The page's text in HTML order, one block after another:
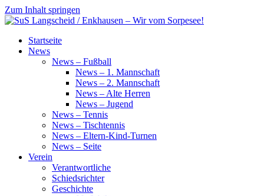
Zum Inhalt springen
SuS
Langscheid
Startseite
News
News – Fußball
News – 1. Mannschaft
News – 2. Mannschaft
News – Alte Herren
News – Jugend
News – Tennis
News – Tischtennis
News – Eltern-Kind-Turnen
News – Seite
Verein
Verantwortliche
Schiedsrichter
Geschichte